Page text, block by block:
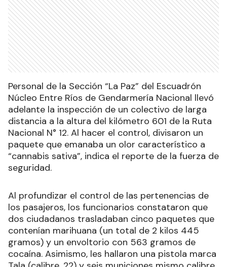
Personal de la Sección “La Paz” del Escuadrón
Núcleo Entre Ríos de Gendarmería Nacional llevó
adelante la inspección de un colectivo de larga
distancia a la altura del kilómetro 601 de la Ruta
Nacional N° 12. Al hacer el control, divisaron un
paquete que emanaba un olor característico a
“cannabis sativa”, indica el reporte de la fuerza de
seguridad.
Al profundizar el control de las pertenencias de
los pasajeros, los funcionarios constataron que
dos ciudadanos trasladaban cinco paquetes que
contenían marihuana (un total de 2 kilos 445
gramos) y un envoltorio con 563 gramos de
cocaína. Asimismo, les hallaron una pistola marca